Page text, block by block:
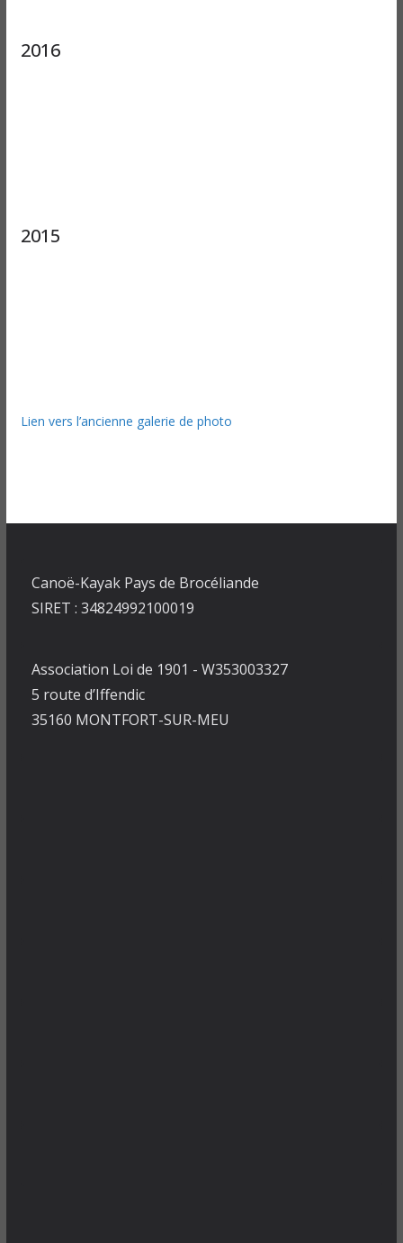
2016
2015
Lien vers l’ancienne galerie de photo
Canoë-Kayak Pays de Brocéliande
SIRET : 34824992100019
Association Loi de 1901 - W353003327
5 route d’Iffendic
35160 MONTFORT-SUR-MEU